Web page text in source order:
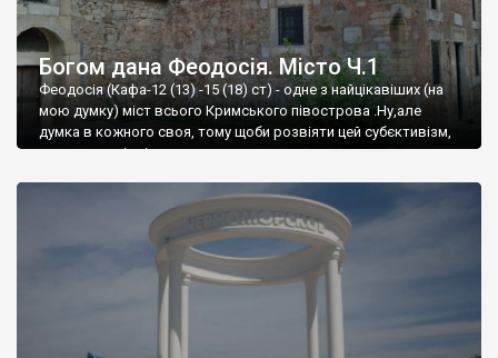
Богом дана Феодосія. Місто Ч.1
Феодосія (Кафа-12 (13) -15 (18) ст) - одне з найцікавіших (на
мою думку) міст всього Кримського півострова .Ну,але
думка в кожного своя, тому щоби розвіяти цей субєктивізм,
запрошую відвідати це